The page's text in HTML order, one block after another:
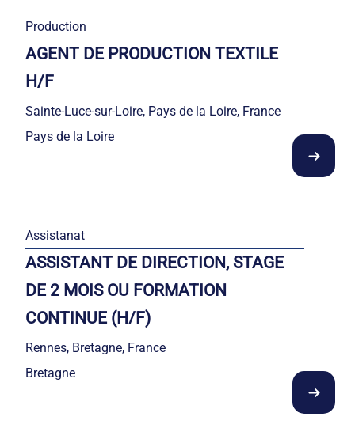
Production
AGENT DE PRODUCTION TEXTILE
H/F
Sainte-Luce-sur-Loire, Pays de la Loire, France
Pays de la Loire
Assistanat
ASSISTANT DE DIRECTION, STAGE
DE 2 MOIS OU FORMATION
CONTINUE (H/F)
Rennes, Bretagne, France
Bretagne